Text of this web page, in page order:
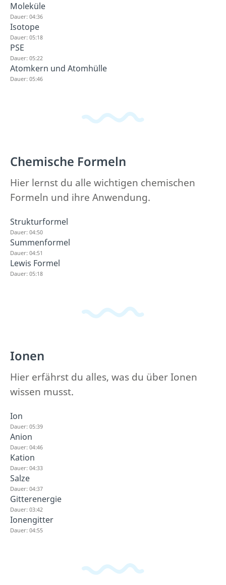
Moleküle
Dauer: 04:36
Isotope
Dauer: 05:18
PSE
Dauer: 05:22
Atomkern und Atomhülle
Dauer: 05:46
Chemische Formeln
Hier lernst du alle wichtigen chemischen
Formeln und ihre Anwendung.
Strukturformel
Dauer: 04:50
Summenformel
Dauer: 04:51
Lewis Formel
Dauer: 05:18
Ionen
Hier erfährst du alles, was du über Ionen
wissen musst.
Ion
Dauer: 05:39
Anion
Dauer: 04:46
Kation
Dauer: 04:33
Salze
Dauer: 04:37
Gitterenergie
Dauer: 03:42
Ionengitter
Dauer: 04:55